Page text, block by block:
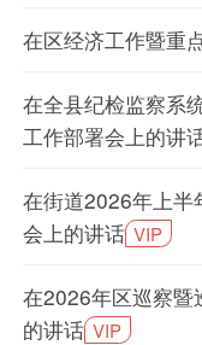
在区经济工作暨重
在全县纪检监察系
工作部署会上的讲
在街道2026年上半
会上的讲话 VIP
在2026年区巡察暨
的讲话 VIP